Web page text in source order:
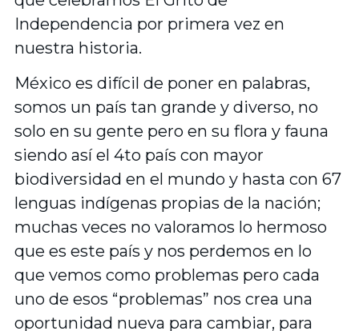
Independencia por primera vez en
nuestra historia.
México es difícil de poner en palabras,
somos un país tan grande y diverso, no
solo en su gente pero en su flora y fauna
siendo así el 4to país con mayor
biodiversidad en el mundo y hasta con 67
lenguas indígenas propias de la nación;
muchas veces no valoramos lo hermoso
que es este país y nos perdemos en lo
que vemos como problemas pero cada
uno de esos “problemas” nos crea una
oportunidad nueva para cambiar, para